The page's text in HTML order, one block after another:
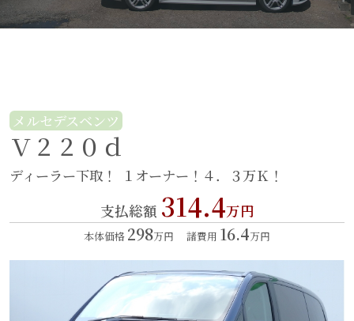
メルセデスベンツ
Ｖ２２０ｄ
ディーラー下取！
１オーナー！４．３万Ｋ！
支払総額 314.4万円
本体価格 298万円 諸費用 16.4万円